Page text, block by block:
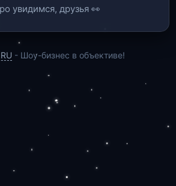
увидимся, друзья 👀
- Шоу-бизнес в объективе!